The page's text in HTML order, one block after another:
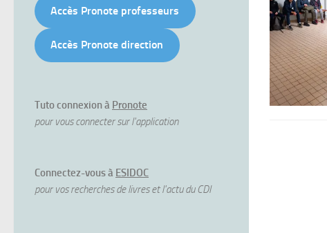
Accès Pronote professeurs
Accès Pronote direction
Tuto connexion à Pronote
pour vous connecter sur l'application
Connectez-vous à ESIDOC
pour vos recherches de livres et l'actu du CDI